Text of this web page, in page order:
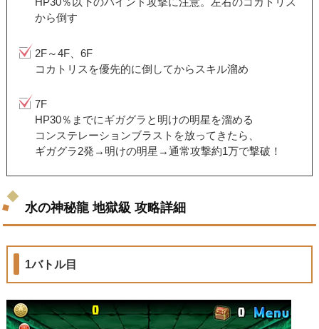
から倒す
2F～4F、6F
コカトリスを優先的に倒してからスキル溜め
7F
HP30％までにギガグラと明けの明星を溜める
コンステレーションブラストを放ってきたら、
ギガグラ2発→明けの明星→通常攻撃約1万で撃破！
水の神秘龍 地獄級 攻略詳細
1バトル目